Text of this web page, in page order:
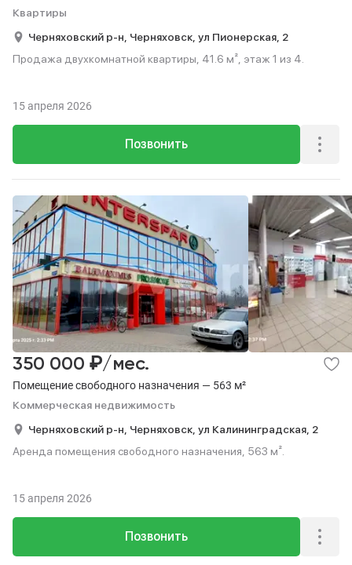
Квартиры
Черняховский р-н, Черняховск, ул Пионерская, 2
Продажа двухкомнатной квартиры, 41.6 м², этаж 1 из 4.
Позвонить
15 апреля 2026
Помещение свободного назначения — 563 м²
Коммерческая недвижимость
350 000 ₽/мес.
Черняховский р-н, Черняховск, ул Калининградская, 2
Аренда помещения свободного назначения, 563 м².
Позвонить
15 апреля 2026